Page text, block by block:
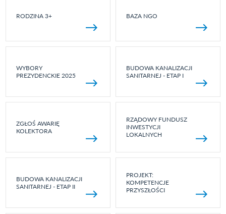
RODZINA 3+ BAZA NGO
WYBORY
PREZYDENCKIE 2025
BUDOWA KANALIZACJI
SANITARNEJ - ETAP I
ZGŁOŚ AWARIĘ
KOLEKTORA
RZĄDOWY FUNDUSZ
INWESTYCJI
LOKALNYCH
BUDOWA KANALIZACJI
SANITARNEJ - ETAP II
PROJEKT:
KOMPETENCJE
PRZYSZŁOŚCI